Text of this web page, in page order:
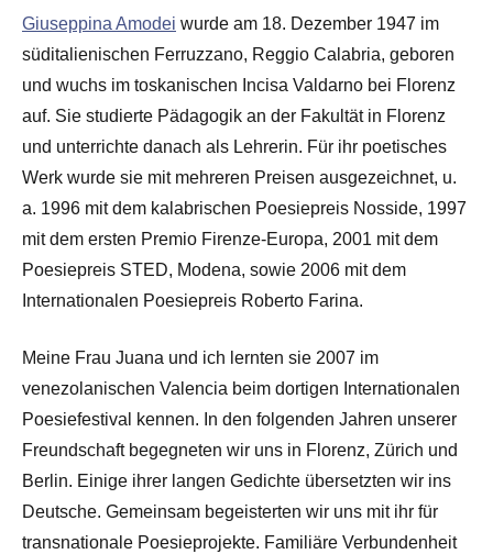
Giuseppina Amodei wurde am 18. Dezember 1947 im
süditalienischen Ferruzzano, Reggio Calabria, geboren
und wuchs im toskanischen Incisa Valdarno bei Florenz
auf. Sie studierte Pädagogik an der Fakultät in Florenz
und unterrichte danach als Lehrerin. Für ihr poetisches
Werk wurde sie mit mehreren Preisen ausgezeichnet, u.
a. 1996 mit dem kalabrischen Poesiepreis Nosside, 1997
mit dem ersten Premio Firenze-Europa, 2001 mit dem
Poesiepreis STED, Modena, sowie 2006 mit dem
Internationalen Poesiepreis Roberto Farina.
Meine Frau Juana und ich lernten sie 2007 im
venezolanischen Valencia beim dortigen Internationalen
Poesiefestival kennen. In den folgenden Jahren unserer
Freundschaft begegneten wir uns in Florenz, Zürich und
Berlin. Einige ihrer langen Gedichte übersetzten wir ins
Deutsche. Gemeinsam begeisterten wir uns mit ihr für
transnationale Poesieprojekte. Familiäre Verbundenheit